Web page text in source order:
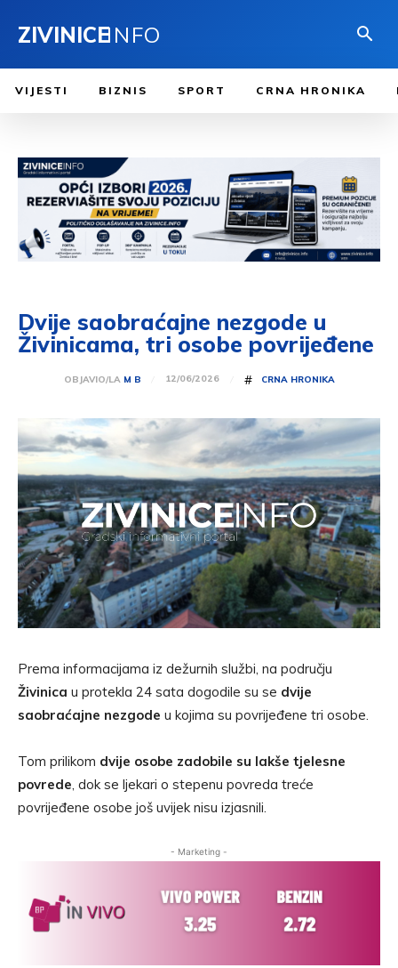
ZIVINICEINFO
VIJESTI BIZNIS SPORT CRNA HRONIKA
Dvije saobraćajne nezgode u
Živinicama, tri osobe povrijeđene
OBJAVIO/LA M B 12/06/2026 # CRNA HRONIKA
Prema informacijama iz dežurnih službi, na području
Živinica u protekla 24 sata dogodile su se dvije
saobraćajne nezgode u kojima su povrijeđene tri osobe.
Tom prilikom dvije osobe zadobile su lakše tjelesne
povrede, dok se ljekari o stepenu povreda treće
povrijeđene osobe još uvijek nisu izjasnili.
- Marketing -